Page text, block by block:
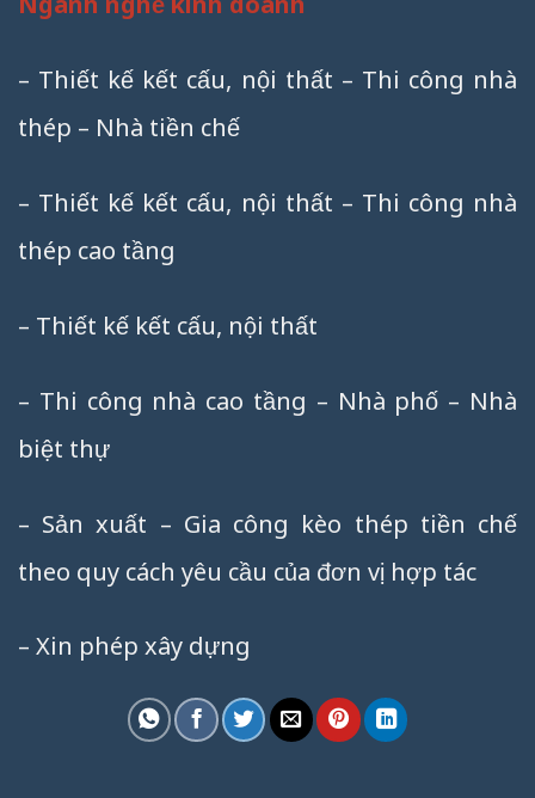
– Thiết kế kết cấu, nội thất – Thi công nhà
thép – Nhà tiền chế
– Thiết kế kết cấu, nội thất – Thi công nhà
thép cao tầng
– Thiết kế kết cấu, nội thất
– Thi công nhà cao tầng – Nhà phố – Nhà
biệt thự
– Sản xuất – Gia công kèo thép tiền chế
theo quy cách yêu cầu của đơn vị hợp tác
– Xin phép xây dựng